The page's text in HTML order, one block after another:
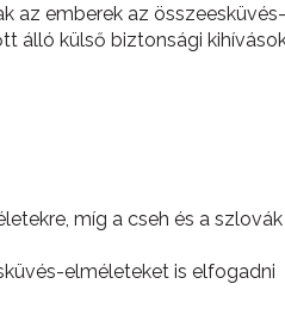
az emberek az
álló külső biztonsági
míg a cseh és a
elméleteket is elfogadni